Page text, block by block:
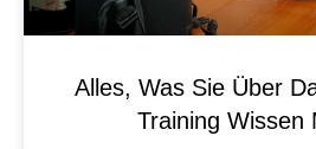
Alles, Was Sie Über
Training Wissen